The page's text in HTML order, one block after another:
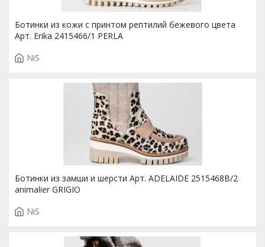
Ботинки из кожи с принтом рептилий бежевого цвета
Арт. Erika 2415466/1 PERLA
NiS
Ботинки из замши и шерсти Арт. ADELAIDE 2515468B/2
animalier GRIGIO
NiS